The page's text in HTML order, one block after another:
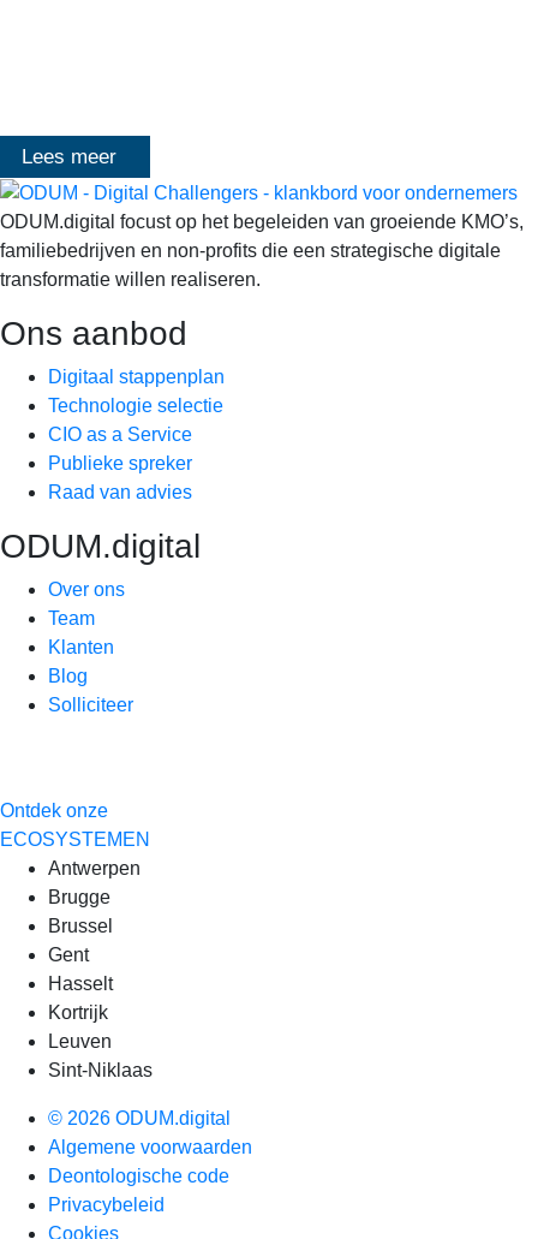
Lees meer
ODUM.digital focust op het begeleiden van groeiende KMO’s,
familiebedrijven en non-profits die een strategische digitale
transformatie willen realiseren.
Ons aanbod
Digitaal stappenplan
Technologie selectie
CIO as a Service
Publieke spreker
Raad van advies
ODUM.digital
Over ons
Team
Klanten
Blog
Solliciteer
Ontdek onze
ECOSYSTEMEN
Antwerpen
Brugge
Brussel
Gent
Hasselt
Kortrijk
Leuven
Sint-Niklaas
© 2026 ODUM.digital
Algemene voorwaarden
Deontologische code
Privacybeleid
Cookies